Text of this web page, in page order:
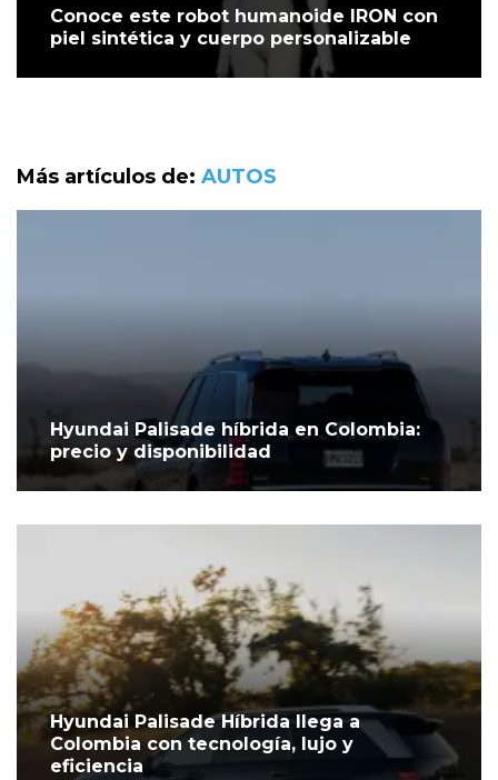
Conoce este robot humanoide IRON con
piel sintética y cuerpo personalizable
Más artículos de: AUTOS
Hyundai Palisade híbrida en Colombia:
precio y disponibilidad
Hyundai Palisade Híbrida llega a
Colombia con tecnología, lujo y
eficiencia